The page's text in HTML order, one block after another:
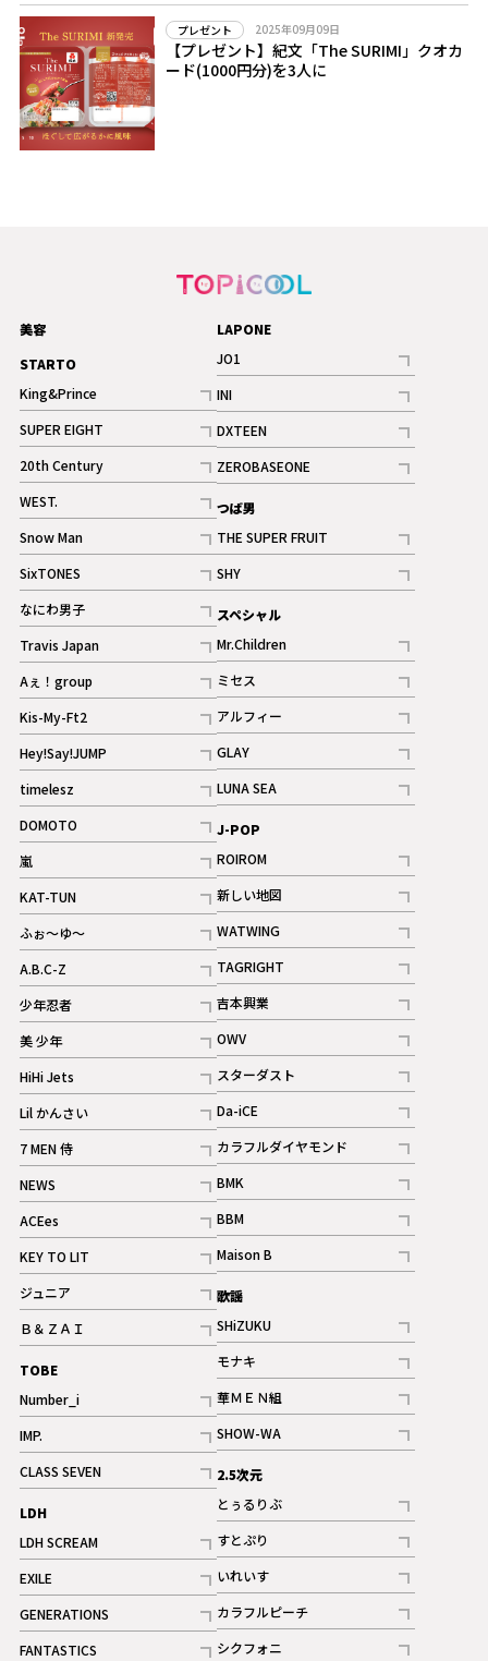
プレゼント 2025年09月09日
【プレゼント】紀文「The SURIMI」クオカ
ード(1000円分)を3人に
美容
STARTO
King&Prince
記事
SUPER EIGHT
記事
20th Century
記事
WEST.
記事
Snow Man
記事
ギャラリー
SixTONES
記事
ギャラリー
なにわ男子
記事
Travis Japan
記事
Aぇ！group
記事
Kis-My-Ft2
記事
ギャラリー
Hey!Say!JUMP
記事
timelesz
記事
DOMOTO
記事
嵐
記事
KAT-TUN
記事
ふぉ～ゆ～
記事
A.B.C-Z
記事
ギャラリー
少年忍者
記事
美 少年
記事
HiHi Jets
記事
Lil かんさい
記事
7 MEN 侍
記事
NEWS
記事
ACEes
記事
KEY TO LIT
記事
ジュニア
記事
Ｂ＆ＺＡＩ
記事
TOBE
Number_i
記事
IMP.
記事
CLASS SEVEN
記事
LDH
LDH SCREAM
記事
EXILE
記事
GENERATIONS
記事
FANTASTICS
LAPONE
JO1
記事
INI
記事
ギャラリー
DXTEEN
記事
ギャラリー
ZEROBASEONE
記事
つば男
THE SUPER FRUIT
記事
SHY
記事
スペシャル
Mr.Children
記事
ミセス
記事
アルフィー
記事
GLAY
記事
LUNA SEA
記事
J-POP
ROIROM
記事
新しい地図
記事
WATWING
記事
TAGRIGHT
記事
吉本興業
記事
OWV
記事
ギャラリー
スターダスト
記事
Da-iCE
記事
カラフルダイヤモンド
記事
BMK
記事
BBM
記事
ギャラリー
Maison B
記事
歌謡
SHiZUKU
記事
モナキ
記事
華ＭＥＮ組
記事
SHOW-WA
記事
2.5次元
とぅるりぶ
記事
すとぷり
記事
ギャラリー
いれいす
記事
ギャラリー
カラフルピーチ
記事
シクフォニ